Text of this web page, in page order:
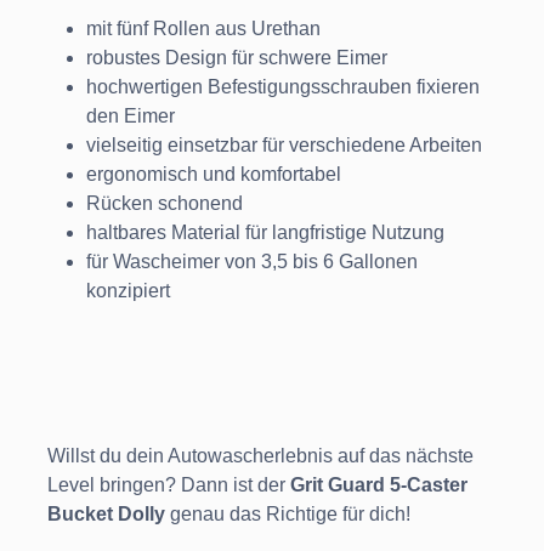
mit fünf Rollen aus Urethan
robustes Design für schwere Eimer
hochwertigen Befestigungsschrauben fixieren
den Eimer
vielseitig einsetzbar für verschiedene Arbeiten
ergonomisch und komfortabel
Rücken schonend
haltbares Material für langfristige Nutzung
für Wascheimer von 3,5 bis 6 Gallonen
konzipiert
Willst du dein Autowascherlebnis auf das nächste
Level bringen? Dann ist der Grit Guard 5-Caster
Bucket Dolly genau das Richtige für dich!